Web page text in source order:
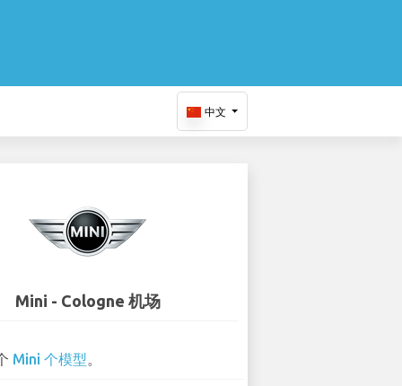
中文
Mini - Cologne 机场
Mini 个模型。